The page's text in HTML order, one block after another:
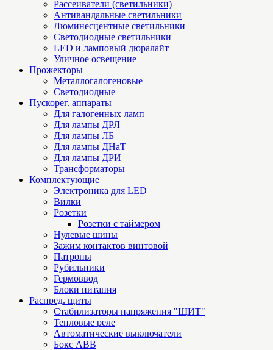
Рассеиватели (светильники)
Антивандальные светильники
Люминесцентные светильники
Cветодиодные светильники
LED и ламповый дюралайт
Уличное освещение
Прожекторы
Металлогалогеновые
Светодиодные
Пускорег. аппараты
Для галогенных ламп
Для лампы ДРЛ
Для лампы ЛБ
Для лампы ДНаТ
Для лампы ДРИ
Трансформаторы
Комплектующие
Электроника для LED
Вилки
Розетки
Розетки с таймером
Нулевые шины
Зажим контактов винтовой
Патроны
Рубильники
Гермоввод
Блоки питания
Распред. щиты
Стабилизаторы напряжения "ЩИТ"
Тепловые реле
Автоматические выключатели
Бокс ABB